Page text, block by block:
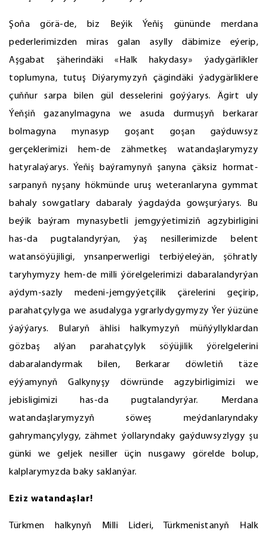
Şoňa görä-de, biz Beýik Ýeňiş gününde merdana
pederlerimizden miras galan asylly däbimize eýerip,
Aşgabat şäherindäki «Halk hakydasy» ýadygärlikler
toplumyna, tutuş Diýarymyzyň çägindäki ýadygärliklere
çuňňur sarpa bilen gül desselerini goýýarys. Ägirt uly
Ýeňşiň gazanylmagyna we asuda durmuşyň berkarar
bolmagyna mynasyp goşant goşan gaýduwsyz
gerçeklerimizi hem-de zähmetkeş watandaşlarymyzy
hatyralaýarys. Ýeňiş baýramynyň şanyna çäksiz hormat-
sarpanyň nyşany hökmünde uruş weteranlaryna gymmat
bahaly sowgatlary dabaraly ýagdaýda gowşurýarys. Bu
beýik baýram mynasybetli jemgyýetimiziň agzybirligini
has-da pugtalandyrýan, ýaş nesillerimizde belent
watansöýüjiligi, ynsanperwerligi terbiýeleýän, şöhratly
taryhymyzy hem-de milli ýörelgelerimizi dabaralandyrýan
aýdym-sazly medeni-jemgyýetçilik çärelerini geçirip,
parahatçylyga we asudalyga ygrarlydygymyzy Ýer ýüzüne
ýaýýarys. Bularyň ählisi halkymyzyň müňýyllyklardan
gözbaş alýan parahatçylyk söýüjilik ýörelgelerini
dabaralandyrmak bilen, Berkarar döwletiň täze
eýýamynyň Galkynyşy döwründe agzybirligimizi we
jebisligimizi has-da pugtalandyrýar. Merdana
watandaşlarymyzyň söweş meýdanlaryndaky
gahrymançylygy, zähmet ýollaryndaky gaýduwsyzlygy şu
günki we geljek nesiller üçin nusgawy görelde bolup,
kalplarymyzda baky saklanýar.
Eziz watandaşlar!
Türkmen halkynyň Milli Lideri, Türkmenistanyň Halk